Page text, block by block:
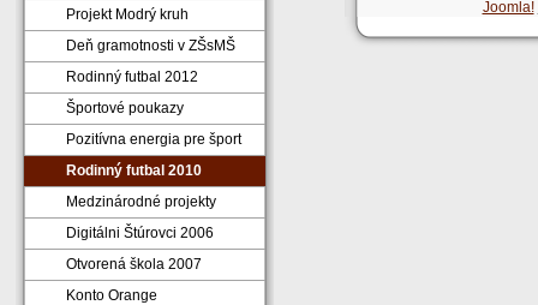
Projekt Modrý kruh
Deň gramotnosti v ZŠsMŠ
Rodinný futbal 2012
Športové poukazy
Pozitívna energia pre šport
Rodinný futbal 2010
Medzinárodné projekty
Digitálni Štúrovci 2006
Otvorená škola 2007
Konto Orange
Joomla!